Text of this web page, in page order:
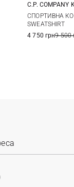
8
C.P. COMPANY
СПОРТИВНА
SWEATSHIRT
4 750 грн9 500